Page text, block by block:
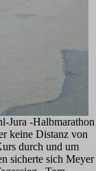
Jura -Halbmarathon
keine Distanz von
durch und um
sicherte sich Meyer